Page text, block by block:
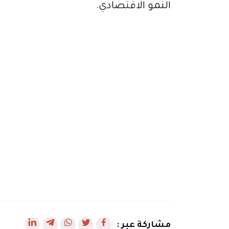
النمو الاقتصادي.
مشاركة عبر :
رابط رابطرابطرابطرابط